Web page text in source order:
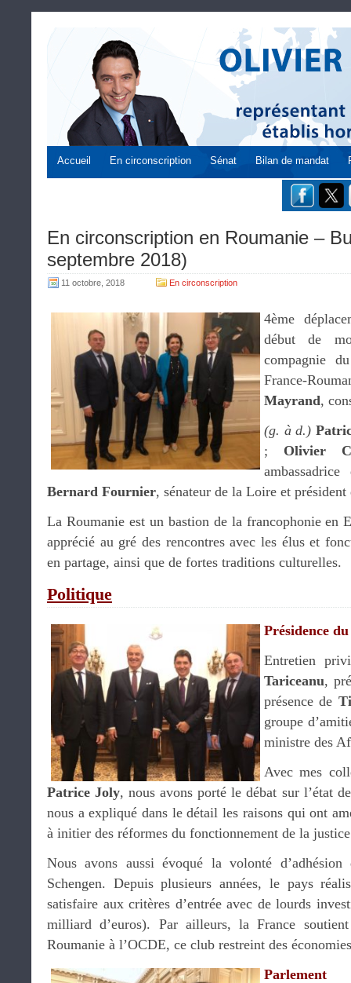
Accueil En circonscription Sénat Bilan de mandat
En circonscription en Roumanie –
septembre 2018)
11 octobre, 2018 En circonscription
4ème
début de
compagnie
France-
Mayrand,
(g. à d.)
; Olivier
Bernard Fournier, sénateur de la Loire et
La Roumanie est un bastion de la francophonie en
apprécié au gré des rencontres avec les élus et
en partage, ainsi que de fortes traditions culturelles.
Politique
Présidence
Entretien
Tariceanu,
présence de
groupe
ministre des
Avec mes
Patrice Joly, nous avons porté le débat sur l’état
nous a expliqué dans le détail les raisons qui ont
à initier des réformes du fonctionnement de la
Nous avons aussi évoqué la volonté
Schengen. Depuis plusieurs années, le pays
satisfaire aux critères d’entrée avec de lourds
milliard d’euros). Par ailleurs, la France
Roumanie à l’OCDE, ce club restreint des
Parlement